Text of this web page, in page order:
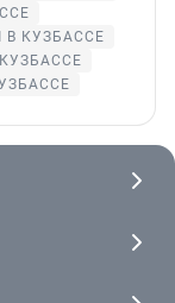
КУЗБАССЕ